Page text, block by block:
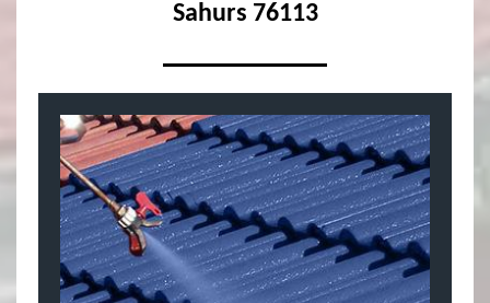
Sahurs 76113